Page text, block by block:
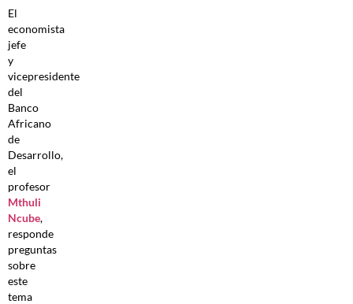
El
economista
jefe
y
vicepresidente
del
Banco
Africano
de
Desarrollo,
el
profesor
Mthuli
Ncube,
responde
preguntas
sobre
este
tema